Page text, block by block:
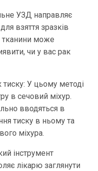
УЗД направляє
взяття зразків
тканини може
чи у вас рак
тиску: У цьому методі
в сечовий міхур.
вводяться в
тиску в ньому та
міхура.
інструмент
лікарю заглянути